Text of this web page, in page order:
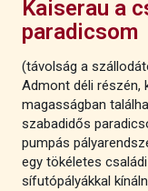
Kaiserau a
paradicsom
(távolság a
Admont déli részén,
magasságban
szabadidős
pumpás
egy tökéletes
sífutópályákkal